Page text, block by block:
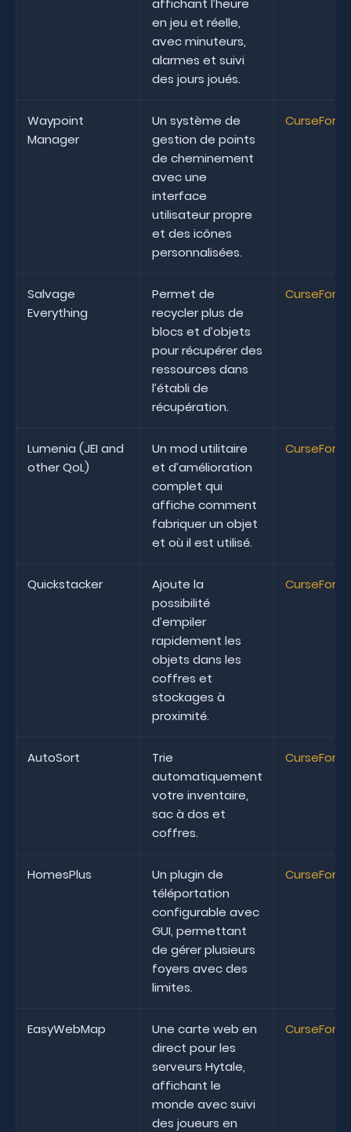
affichant l’heure
en jeu et réelle,
avec minuteurs,
alarmes et suivi
des jours joués.
Waypoint
Manager
Un système de
gestion de points
de cheminement
avec une
interface
utilisateur propre
et des icônes
personnalisées.
CurseForge
Salvage
Everything
Permet de
recycler plus de
blocs et d’objets
pour récupérer des
ressources dans
l’établi de
récupération.
CurseForge
Lumenia (JEI and
other QoL)
Un mod utilitaire
et d’amélioration
complet qui
affiche comment
fabriquer un objet
et où il est utilisé.
CurseForge
Quickstacker
Ajoute la
possibilité
d’empiler
rapidement les
objets dans les
coffres et
stockages à
proximité.
CurseForge
AutoSort
Trie
automatiquement
votre inventaire,
sac à dos et
coffres.
CurseForge
HomesPlus
Un plugin de
téléportation
configurable avec
GUI, permettant
de gérer plusieurs
foyers avec des
limites.
CurseForge
EasyWebMap
Une carte web en
direct pour les
serveurs Hytale,
affichant le
monde avec suivi
des joueurs en
CurseForge